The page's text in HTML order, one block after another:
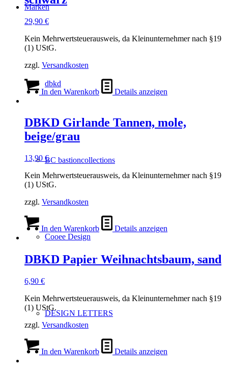
Marken
dbkd
BC bastioncollections
Cooee Design
DESIGN LETTERS
29,90 €
Kein Mehrwertsteuerausweis, da Kleinunternehmer nach §19
(1) UStG.
zzgl. Versandkosten
In den Warenkorb Details anzeigen
DBKD Girlande Tannen, mole,
beige/grau
13,90 €
Kein Mehrwertsteuerausweis, da Kleinunternehmer nach §19
(1) UStG.
zzgl. Versandkosten
In den Warenkorb Details anzeigen
DBKD Papier Weihnachtsbaum, sand
6,90 €
Kein Mehrwertsteuerausweis, da Kleinunternehmer nach §19
(1) UStG.
zzgl. Versandkosten
In den Warenkorb Details anzeigen